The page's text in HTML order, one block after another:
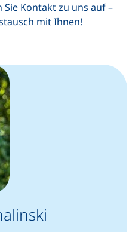
Kontakt zu uns auf –
mit Ihnen!